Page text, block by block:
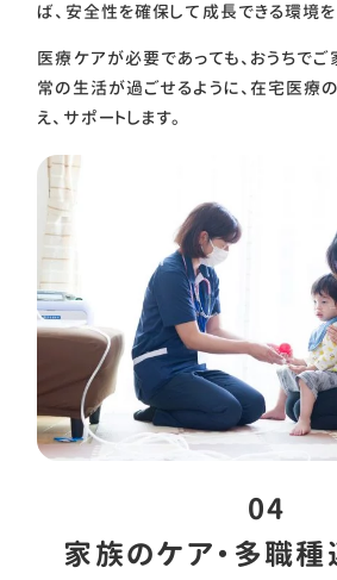
ば、安全性を確保して成長できる環境を
医療ケアが必要であっても、おうちで
常の生活が過ごせるように、在宅医療
え、サポートします。
04
家族のケア・多職種